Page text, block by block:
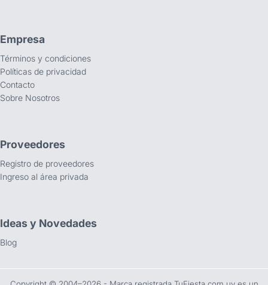
Empresa
Términos y condiciones
Políticas de privacidad
Contacto
Sobre Nosotros
Proveedores
Registro de proveedores
Ingreso al área privada
Ideas y Novedades
Blog